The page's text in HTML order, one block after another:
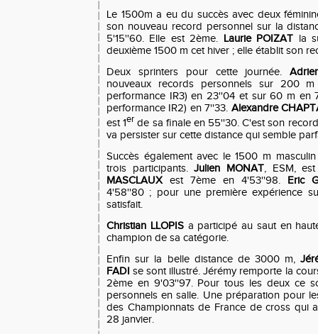
Le 1500m a eu du succès avec deux
son nouveau record personnel sur la
5'15''60. Elle est 2ème. Laurie POIZAT la
deuxième 1500 m cet hiver ; elle établit son
Deux sprinters pour cette journée.
nouveaux records personnels sur 200
performance IR3) en 23''04 et sur 60 m en
performance IR2) en 7''33. Alexandre
est 1er de sa finale en 55''30. C'est son
va persister sur cette distance qui semble
Succès également avec le 1500 m
trois participants.Julien MONAT, ESM,
MASCLAUXest 7ème en 4'53''98. Eric
4'58''80 ; pour une première expérience
satisfait.
Christian LLOPISa participé au saut en
champion de sa catégorie.
Enfin sur la belle distance de 3000 m,
FADI se sont illustré. Jérémy remporte la
2ème en 9'03''97. Pour tous les deux ce
personnels en salle. Une préparation pour
des Championnats de France de cross qui
28 janvier.